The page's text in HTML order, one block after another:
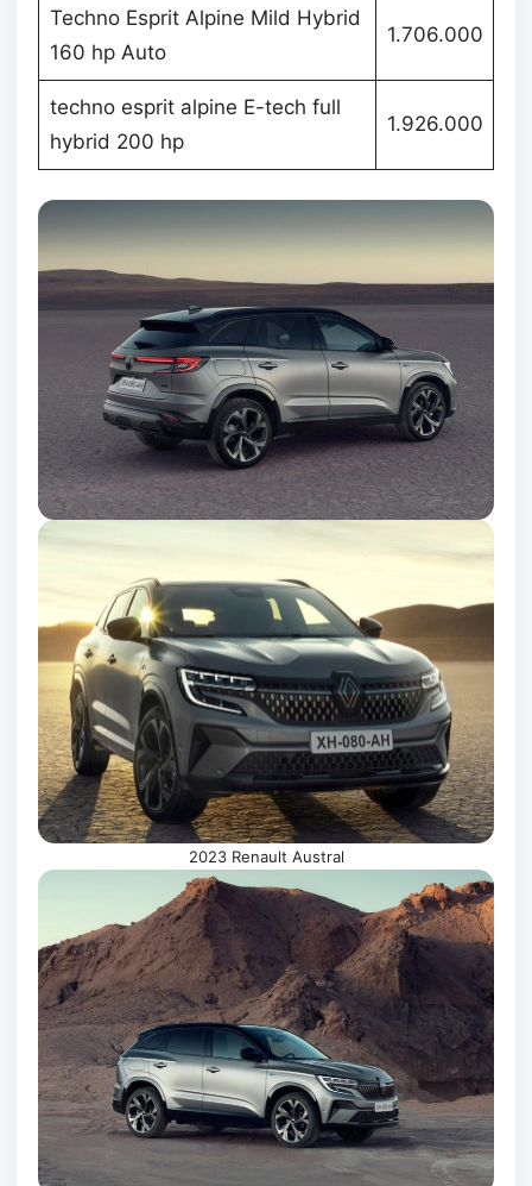
Techno Esprit Alpine Mild Hybrid
160 hp Auto
1.706.000
techno esprit alpine E-tech full
hybrid 200 hp
1.926.000
2023 Renault Austral